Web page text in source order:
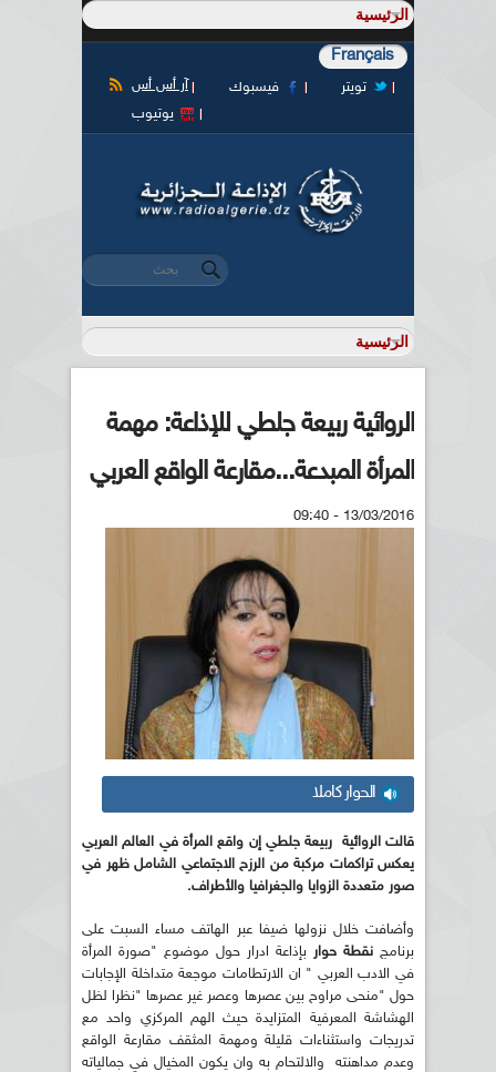
Français
آر أس أس فيسبوك
تويتر
يوتيوب
استمارة البحث
‏بحث ‏
الروائية ربيعة جلطي للإذاعة: مهمة
المرأة المبدعة...مقارعة الواقع العربي
13/03/2016 - 09:40
الحوار كاملا
قالت الروائية ربيعة جلطي إن واقع المرأة في العالم العربي
يعكس تراكمات مركبة من الرزح الاجتماعي الشامل ظهر في
صور متعددة الزوايا والجغرافيا والأطراف.
وأضافت خلال نزولها ضيفا عبر الهاتف مساء السبت على
برنامج نقطة حوار بإذاعة ادرار حول موضوع "صورة المرأة
في الادب العربي " ان الارتطامات موجعة متداخلة الإجابات
حول "منحى مراوح بين عصرها وعصر غير عصرها "نظرا لظل
الهشاشة المعرفية المتزايدة حيث الهم المركزي واحد مع
تدريجات واستثناءات قليلة ومهمة المثقف مقارعة الواقع
وعدم مداهنته والالتحام به وان يكون المخيال في جمالياته